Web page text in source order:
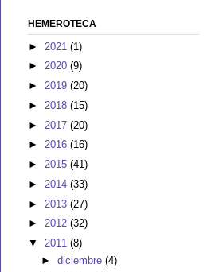
HEMEROTECA
► 2021 (1)
► 2020 (9)
► 2019 (20)
► 2018 (15)
► 2017 (20)
► 2016 (16)
► 2015 (41)
► 2014 (33)
► 2013 (27)
► 2012 (32)
▼ 2011 (8)
► diciembre (4)